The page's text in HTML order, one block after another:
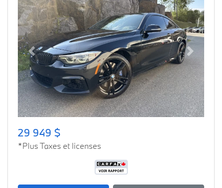
Previous Next
29 949 $
*Plus Taxes et licenses